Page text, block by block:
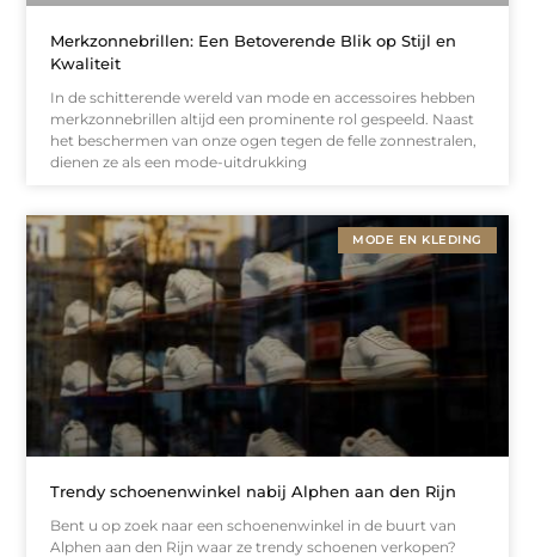
Merkzonnebrillen: Een Betoverende Blik op Stijl en
Kwaliteit
In de schitterende wereld van mode en accessoires hebben
merkzonnebrillen altijd een prominente rol gespeeld. Naast
het beschermen van onze ogen tegen de felle zonnestralen,
dienen ze als een mode-uitdrukking
MODE EN KLEDING
Trendy schoenenwinkel nabij Alphen aan den Rijn
Bent u op zoek naar een schoenenwinkel in de buurt van
Alphen aan den Rijn waar ze trendy schoenen verkopen?